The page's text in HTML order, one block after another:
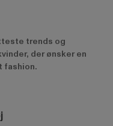
trends og
der ønsker en
fashion.